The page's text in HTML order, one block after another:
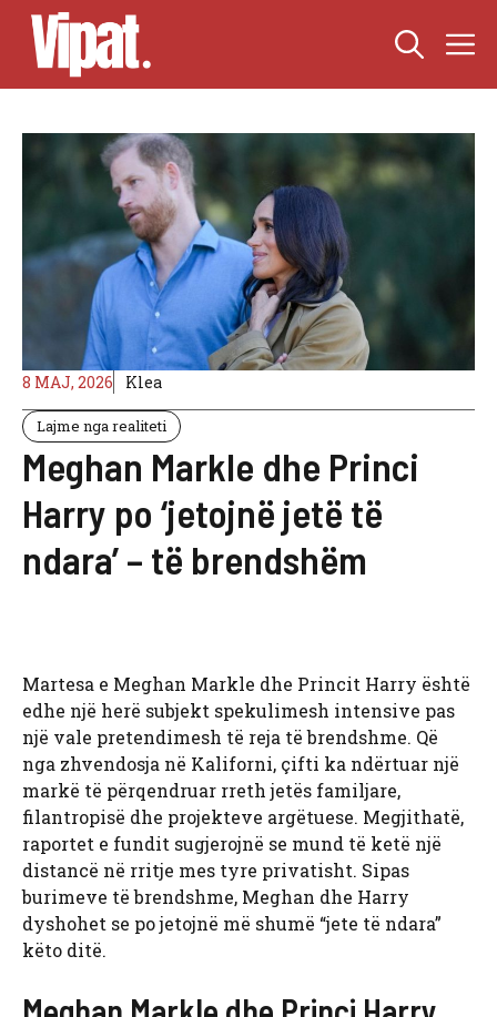
Skip
content
8 MAJ, 2026 Klea
Lajme nga realiteti
Meghan Markle dhe Princi
Harry po ‘jetojnë jetë të
ndara’ – të brendshëm
Martesa e Meghan Markle dhe Princit Harry është
edhe një herë subjekt spekulimesh intensive pas
një vale pretendimesh të reja të brendshme. Që
nga zhvendosja në Kaliforni, çifti ka ndërtuar një
markë të përqendruar rreth jetës familjare,
filantropisë dhe projekteve argëtuese. Megjithatë,
raportet e fundit sugjerojnë se mund të ketë një
distancë në rritje mes tyre privatisht. Sipas
burimeve të brendshme, Meghan dhe Harry
dyshohet se po jetojnë më shumë “jete të ndara”
këto ditë.